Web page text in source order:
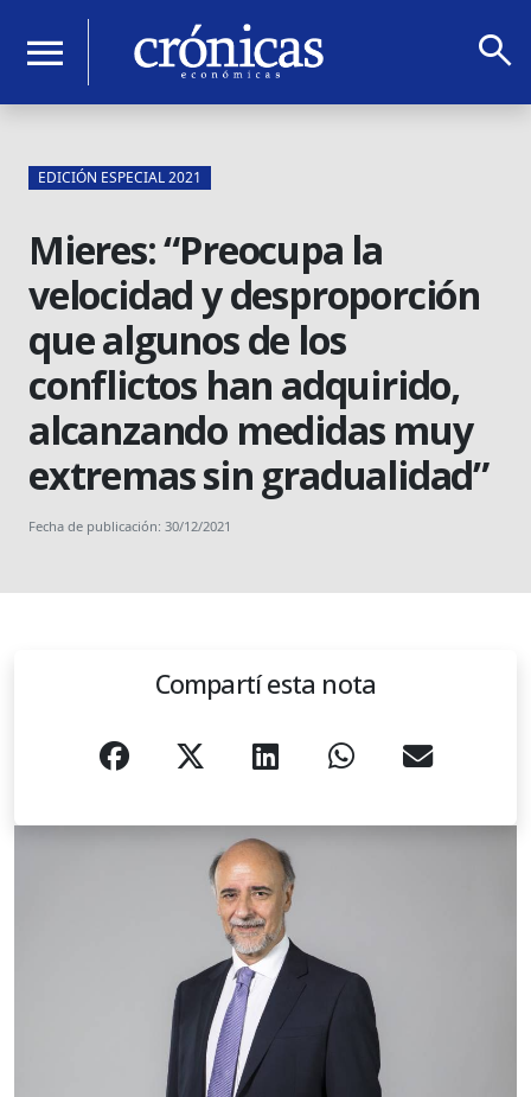
menu search
EDICIÓN ESPECIAL 2021
Mieres: “Preocupa la
velocidad y desproporción
que algunos de los
conflictos han adquirido,
alcanzando medidas muy
extremas sin gradualidad”
Fecha de publicación: 30/12/2021
Compartí esta nota